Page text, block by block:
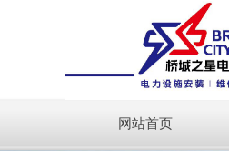
网站首页